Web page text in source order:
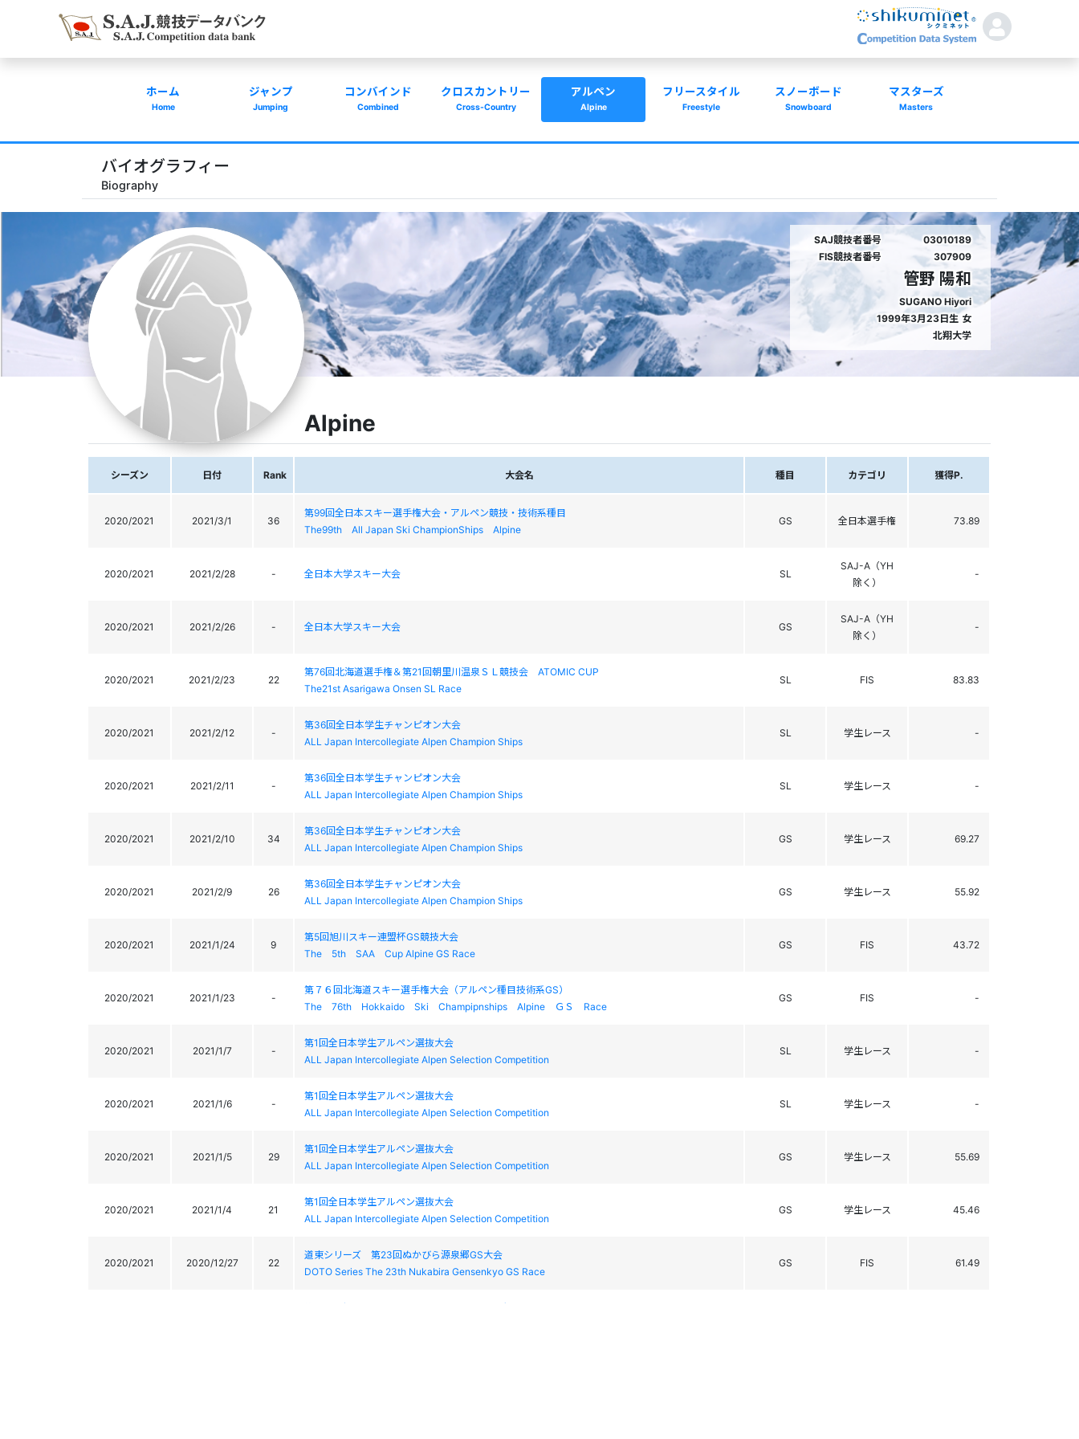
ホーム
Home
ジャンプ
Jumping
コンバインド
Combined
クロスカントリー
Cross-Country
アルペン
Alpine
フリースタイル
Freestyle
スノーボード
Snowboard
マスターズ
Masters
バイオグラフィー
Biography
SAJ競技者番号
03010189
FIS競技者番号
307909
管野 陽和
SUGANO Hiyori
1999年3月23日生 女
北翔大学
Alpine
シーズン 日付 Rank 大会名 種目 カテゴリ 獲得P.
2020/2021 2021/3/1 36
第99回全日本スキー選手権大会・アルペン競技・技術系種目
The99th All Japan Ski ChampionShips Alpine
GS 全日本選手権 73.89
2020/2021 2021/2/28 - 全日本大学スキー大会 SL
SAJ-A（YH
除く）
-
2020/2021 2021/2/26 - 全日本大学スキー大会 GS
SAJ-A（YH
除く）
-
2020/2021 2021/2/23 22
第76回北海道選手権＆第21回朝里川温泉ＳＬ競技会 ATOMIC CUP
The21st Asarigawa Onsen SL Race
SL FIS 83.83
2020/2021 2021/2/12 -
第36回全日本学生チャンピオン大会
ALL Japan Intercollegiate Alpen Champion Ships
SL 学生レース -
2020/2021 2021/2/11 -
第36回全日本学生チャンピオン大会
ALL Japan Intercollegiate Alpen Champion Ships
SL 学生レース -
2020/2021 2021/2/10 34
第36回全日本学生チャンピオン大会
ALL Japan Intercollegiate Alpen Champion Ships
GS 学生レース 69.27
2020/2021 2021/2/9 26
第36回全日本学生チャンピオン大会
ALL Japan Intercollegiate Alpen Champion Ships
GS 学生レース 55.92
2020/2021 2021/1/24 9
第5回旭川スキー連盟杯GS競技大会
The 5th SAA Cup Alpine GS Race
GS FIS 43.72
2020/2021 2021/1/23 -
第７６回北海道スキー選手権大会（アルペン種目技術系GS）
The 76th Hokkaido Ski Champipnships Alpine ＧＳ Race
GS FIS -
2020/2021 2021/1/7 -
第1回全日本学生アルペン選抜大会
ALL Japan Intercollegiate Alpen Selection Competition
SL 学生レース -
2020/2021 2021/1/6 -
第1回全日本学生アルペン選抜大会
ALL Japan Intercollegiate Alpen Selection Competition
SL 学生レース -
2020/2021 2021/1/5 29
第1回全日本学生アルペン選抜大会
ALL Japan Intercollegiate Alpen Selection Competition
GS 学生レース 55.69
2020/2021 2021/1/4 21
第1回全日本学生アルペン選抜大会
ALL Japan Intercollegiate Alpen Selection Competition
GS 学生レース 45.46
2020/2021 2020/12/27 22
道東シリーズ 第23回ぬかびら源泉郷GS大会
DOTO Series The 23th Nukabira Gensenkyo GS Race
GS FIS 61.49